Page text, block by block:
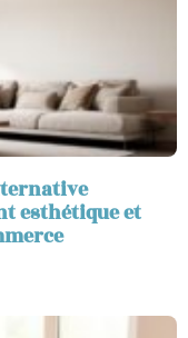
esthétique et